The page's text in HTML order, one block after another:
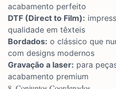
acabamento perfeito
DTF (Direct to Film):
qualidade em têxteis
Bordados: o clássico que
com designs modernos
Gravação a laser: para
acabamento premium